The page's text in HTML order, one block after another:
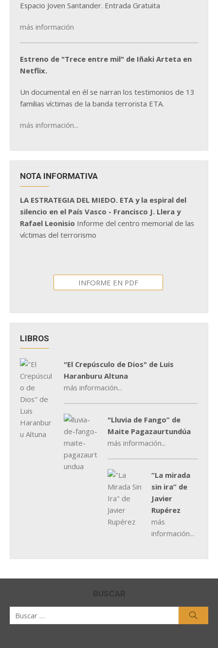
Espacio Joven Santander. Entrada Gratuita
más información
Estreno de "Trece entre mil" de Iñaki Arteta en
Netflix.
Un documental en él se narran los testimonios de 13
familias víctimas de la banda terrorista ETA.
más información...
NOTA INFORMATIVA
LA ESTRATEGIA DEL MIEDO. ETA y la espiral del
silencio en el País Vasco - Francisco J. Llera y
Rafael Leonisio Informe del centro memorial de las
víctimas del terrorismo
INFORME EN PDF
LIBROS
"El Crepúsculo de Dios" de Luis
Haranburu Altuna
más información...
"Lluvia de Fango” de
Maite Pagazaurtundúa
más información...
“La mirada
sin ira” de
Javier
Rupérez
más
información...
BUSCAR